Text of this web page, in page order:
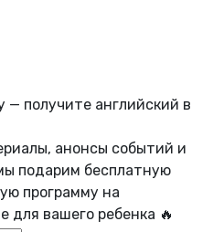
получите английский в
анонсы событий и
подарим бесплатную
программу на
для вашего ребенка 🔥